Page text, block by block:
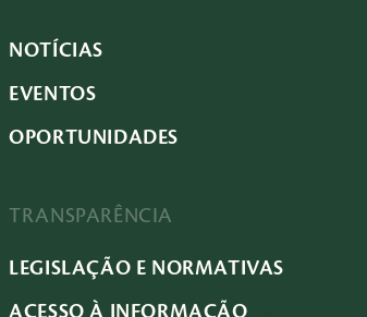
NOTÍCIAS
EVENTOS
OPORTUNIDADES
TRANSPARÊNCIA
LEGISLAÇÃO E NORMATIVAS
ACESSO À INFORMAÇÃO